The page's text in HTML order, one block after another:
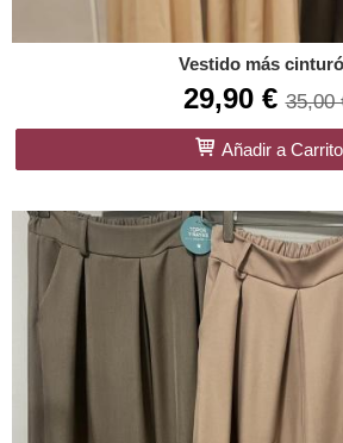
Vestido más
29,90 €35,00
Añadir a Carrito